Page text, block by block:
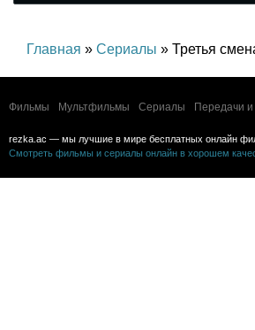
Главная » Сериалы » Третья
Фильмы Мультфильмы Сериалы Передачи
rezka.ac — мы лучшие в мире бесплатных онлайн
Смотреть фильмы и сериалы онлайн в хорошем